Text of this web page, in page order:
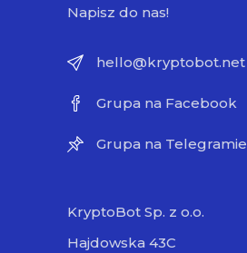
Napisz do nas!
hello@kryptobot.net
Grupa na Facebook
Grupa na Telegramie
KryptoBot Sp. z o.o.
Hajdowska 43C